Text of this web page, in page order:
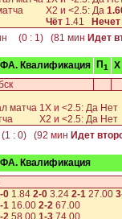
X2 и <2.5: Да
Чёт 1.41 Нечет
(0 : 1) (81 мин Идет
Квалификация П1 X
матча 1X и <2.5: Да Нет
X2 и <2.5: Да Нет
(1 : 0) (92 мин Идет
Квалификация
0 1.84 2-0 3.24 2-1 27.00
1 16.00 2-2 67.00
2 58.00 1-3 74.00